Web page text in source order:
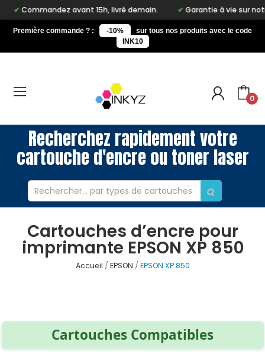
avant 15h, livré demain. Garantie à vie sur notre
Première commande ? : -10%
sur tous nos produits avec le code
INK10
0
Recherchez rapidement votre
cartouche d'encre ou toner laser
Cartouches d’encre pour
imprimante EPSON XP 850
Accueil EPSON EPSON XP 850
Cartouches Compatibles